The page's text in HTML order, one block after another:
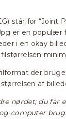
står for “Joint
er en populær
i en okay
der
af
nørdet; du får
computer brug.